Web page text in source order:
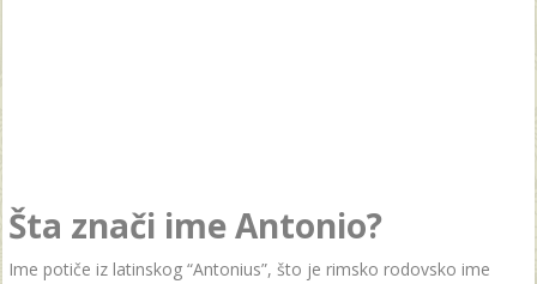
Šta znači ime Antonio?
Ime potiče iz latinskog “Antonius”, što je rimsko rodovsko ime